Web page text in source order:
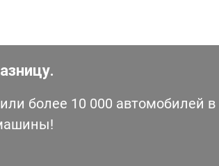
более 10 000 автомобилей